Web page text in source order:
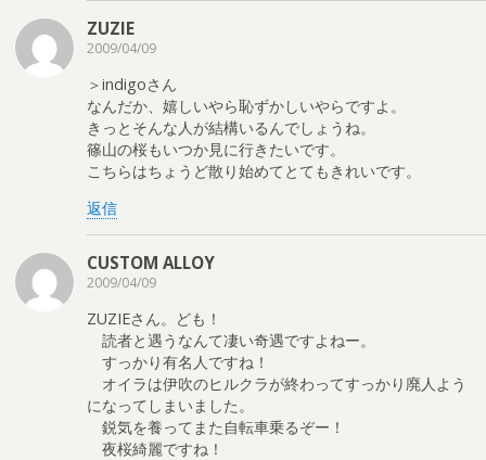
ZUZIE
2009/04/09
＞indigoさん
なんだか、嬉しいやら恥ずかしいやらですよ。
きっとそんな人が結構いるんでしょうね。
篠山の桜もいつか見に行きたいです。
こちらはちょうど散り始めてとてもきれいです。
返信
CUSTOM ALLOY
2009/04/09
ZUZIEさん。ども！
読者と遇うなんて凄い奇遇ですよねー。
すっかり有名人ですね！
オイラは伊吹のヒルクラが終わってすっかり廃人よう
になってしまいました。
鋭気を養ってまた自転車乗るぞー！
夜桜綺麗ですね！